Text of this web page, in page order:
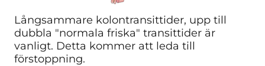
Långsammare kolontransittider, upp till
dubbla "normala friska" transittider är
vanligt. Detta kommer att leda till
förstoppning.